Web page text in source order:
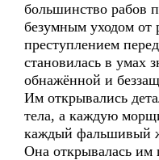
большинство рабов
безумным уходом от
преступлением
становилась в умах
обнажённой и
Им открывались
тела, а каждую
каждый фальшивый
Она открывалась им